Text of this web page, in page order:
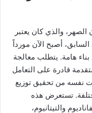
الصهر، والذي كان يعتبر
أصبح الآن مورداً
هامة. يتطلب معالجة
قادرة على التعامل
نفسه من تحقيق توزيع
تستعرض هذه
والتيتانيوم،